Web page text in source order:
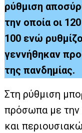
ρύθμιση
την οποία οι
100 ενώ
γεννήθηκαν
της πανδημίας.
Στη ρύθμιση
πρόσωπα με την
και